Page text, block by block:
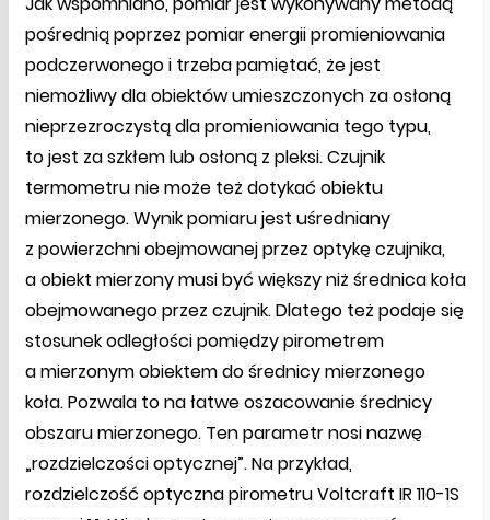
pośrednią poprzez pomiar energii promieniowania
podczerwonego i trzeba pamiętać, że jest
niemożliwy dla obiektów umieszczonych za osłoną
nieprzezroczystą dla promieniowania tego typu,
to jest za szkłem lub osłoną z pleksi. Czujnik
termometru nie może też dotykać obiektu
mierzonego. Wynik pomiaru jest uśredniany
z powierzchni obejmowanej przez optykę czujnika,
a obiekt mierzony musi być większy niż średnica koła
obejmowanego przez czujnik. Dlatego też podaje się
stosunek odległości pomiędzy pirometrem
a mierzonym obiektem do średnicy mierzonego
koła. Pozwala to na łatwe oszacowanie średnicy
obszaru mierzonego. Ten parametr nosi nazwę
„rozdzielczości optycznej”. Na przykład,
rozdzielczość optyczna pirometru Voltcraft IR 110-1S